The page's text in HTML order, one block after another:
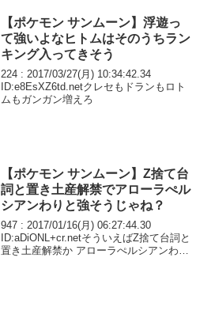
【ポケモン サンムーン】浮遊っ
て強いよなヒトムはそのうちラン
キング入ってきそう
224 : 2017/03/27(月) 10:34:42.34
ID:e8EsXZ6td.netクレセもドランもロト
ムもガンガン増えろ
【ポケモン サンムーン】Z捨て台
詞と置き土産解禁でアローラぺル
シアンわりと強そうじゃね？
947 : 2017/01/16(月) 06:27:44.30
ID:aDiONL+cr.netそういえばZ捨て台詞と
置き土産解禁か アローラぺルシアンわり